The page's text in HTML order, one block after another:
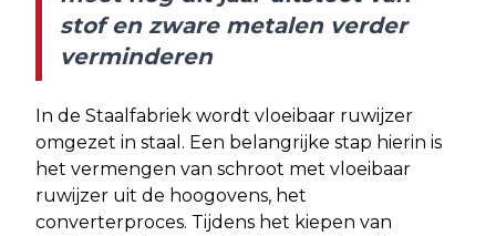
stof en zware metalen verder
verminderen
In de Staalfabriek wordt vloeibaar ruwijzer
omgezet in staal. Een belangrijke stap hierin is
het vermengen van schroot met vloeibaar
ruwijzer uit de hoogovens, het
converterproces. Tijdens het kiepen van